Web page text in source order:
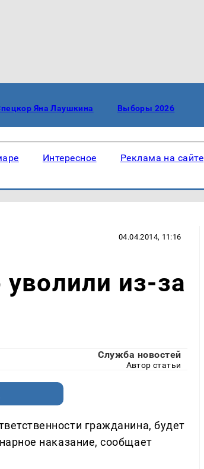
Яна Лаушкина Выборы 2026
Интересное Реклама на сайте
04.04.2014, 11:16
из-за
Служба новостей
Автор статьи
гражданина, будет
наказание, сообщает